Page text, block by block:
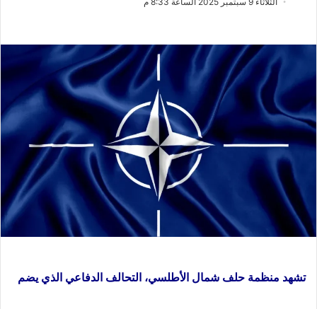
ل
ى
ر
ا
إ
ل
ك
ت
ر
و
ن
ي
تشهد منظمة حلف شمال الأطلسي، التحالف الدفاعي الذي يضم